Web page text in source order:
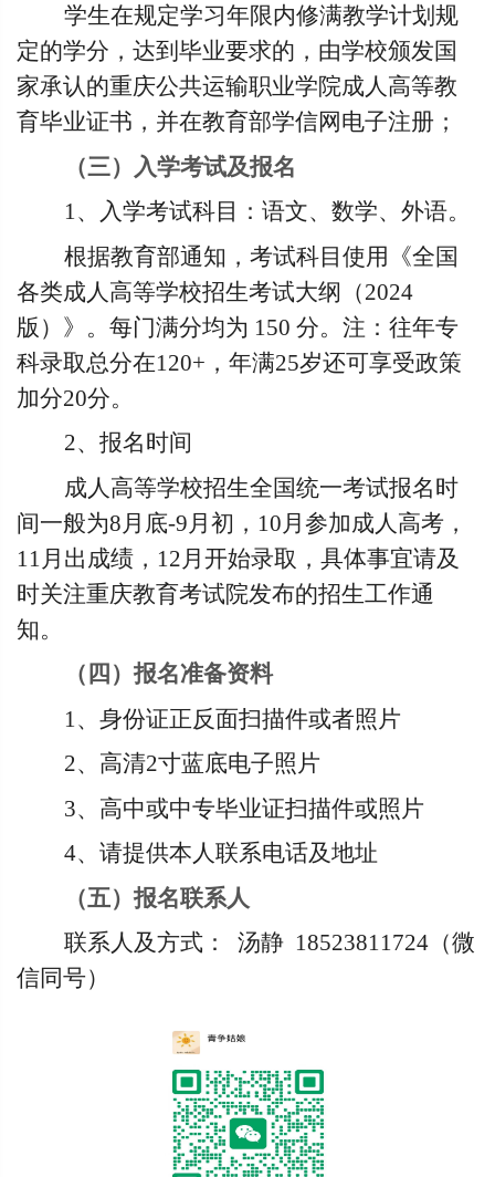
学生在规定学习年限内修满教学计划规
定的学分，达到毕业要求的，由学校颁发国
家承认的重庆公共运输职业学院成人高等教
育毕业证书，并在教育部学信网电子注册；
（三）入学考试及报名
1、入学考试科目：语文、数学、外语。
根据教育部通知，考试科目使用《全国
各类成人高等学校招生考试大纲（2024
版）》。每门满分均为 150 分。注：往年专
科录取总分在120+，年满25岁还可享受政策
加分20分。
2、报名时间
成人高等学校招生全国统一考试报名时
间一般为8月底-9月初，10月参加成人高考，
11月出成绩，12月开始录取，具体事宜请及
时关注重庆教育考试院发布的招生工作通
知。
（四）报名准备资料
1 、身份证正反面扫描件或者照片
2、高清2寸蓝底电子照片
3、高中或中专毕业证扫描件或照片
4、请提供本人联系电话及地址
（五）报名联系人
联系人及方式： 汤静 18523811724（微
信同号）